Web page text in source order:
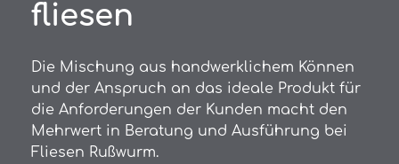
fliesen
Die Mischung aus handwerklichem Können
und der Anspruch an das ideale Produkt für
die Anforderungen der Kunden macht den
Mehrwert in Beratung und Ausführung bei
Fliesen Rußwurm.